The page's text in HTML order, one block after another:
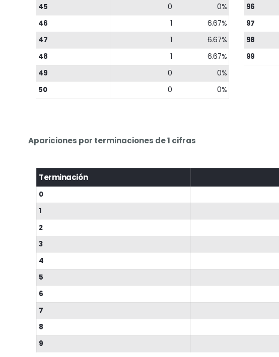
45
0
0%
46
1
6.67%
47
1
6.67%
48
1
6.67%
49
0
0%
50
0 0%
96
97
98
99
Apariciones por terminaciones de 1 cifras
Terminación
0
1
2
3
4
5
6
7
8
9